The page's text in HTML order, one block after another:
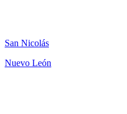
San Nicolás
Nuevo León